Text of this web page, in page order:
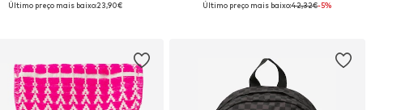
Último preço mais baixo:23,90€
Último preço mais baixo:42,32€-5%